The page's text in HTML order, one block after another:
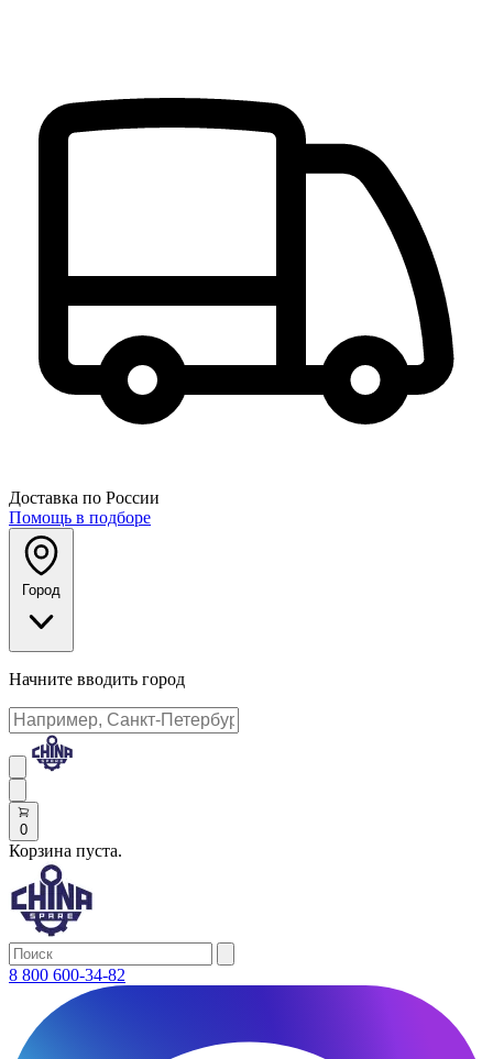
Доставка по России
Помощь в подборе
Город
Начните вводить город
0
Корзина пуста.
8 800 600-34-82